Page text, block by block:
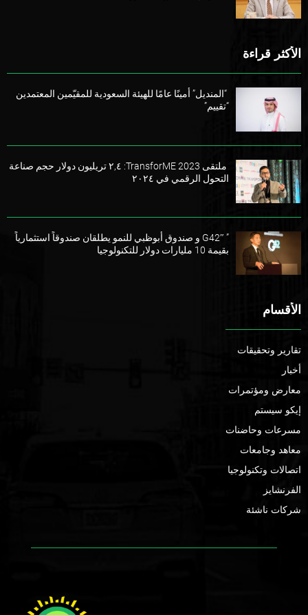
الأكثر قراءة
“المنديل” أمينًا عامًا للهيئة السعودية للمقيّمين المعتمدين
“تقييم”
ملتقى TransforME 2023: ٢,٤ تريليون دولار حجم صناعة
التحول الرقمي في ٢٠٢٤
” G42″ و صندوق أبوظبي للنمو يطلقان صندوقاً استثمارياً
بقيمة 10 مليارات دولار للتكنولوجيا
الأقسام
تقارير وتحقيقات
أخبار
معارض ومؤتمرات
إيكو سيستم
مسرعات وحاضنات
معاهد وجامعات
اتصالات وتكنولوجيا
الفرنشايز
شركات ناشئة